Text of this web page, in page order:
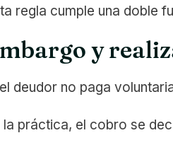
regla cumple una doble
y
deudor no paga
la práctica, el cobro se